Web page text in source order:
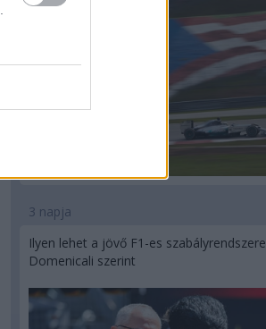
3 napja
Ilyen lehet a jövő F1-es szabályrendszere
Domenicali szerint